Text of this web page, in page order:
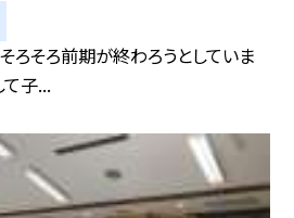
ろそろ前期が終わろうとしていま
て子...